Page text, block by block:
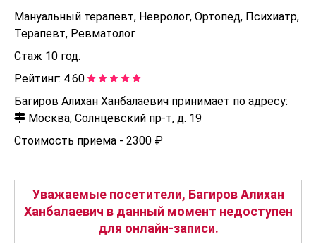
Мануальный терапевт, Невролог, Ортопед, Психиатр,
Терапевт, Ревматолог
Стаж 10 год.
Рейтинг: 4.60
Багиров Алихан Ханбалаевич принимает по адресу:
Москва, Солнцевский пр-т, д. 19
Стоимость приема - 2300 ₽
Уважаемые посетители, Багиров Алихан
Ханбалаевич в данный момент недоступен
для онлайн-записи.